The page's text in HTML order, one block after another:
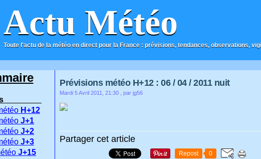
Actu Météo
Toute l'actu de la météo en direct pour la France : prévisions, tendances, observations,
Prévisions météo H+12 : 06 / 04 / 2011 nuit
Mardi 5 Avril 2011, 21:30 , par jg56
Partager cet article
Repost 0
H+12
J+1
J+2
J+3
J+15